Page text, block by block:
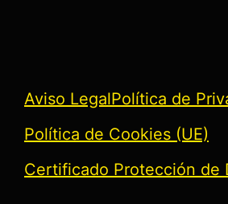
Aviso LegalPolítica de
Política de Cookies (UE)
Certificado Protección de